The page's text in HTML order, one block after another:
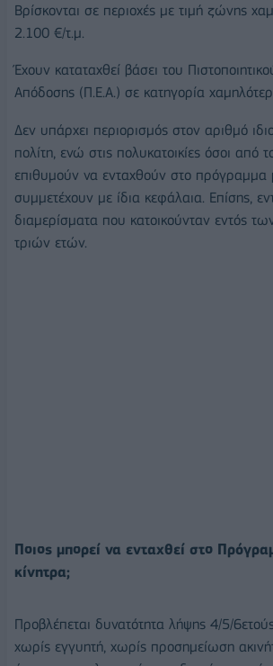
Βρίσκονται σε περιοχές με τιμή ζώνης
2.100 €/τ.μ.
Έχουν καταταχθεί βάσει του
Απόδοσης (Π.Ε.Α.) σε κατηγορία
Δεν υπάρχει περιορισμός στον αριθμό
πολίτη, ενώ στις πολυκατοικίες όσοι από
επιθυμούν να ενταχθούν στο
συμμετέχουν με ίδια κεφάλαια. Επίσης,
διαμερίσματα που κατοικούνταν εντός
τριών ετών.
Ποιος μπορεί να ενταχθεί στο
κίνητρα;
Προβλέπεται δυνατότητα λήψης 4/5/
χωρίς εγγυητή, χωρίς προσημείωση